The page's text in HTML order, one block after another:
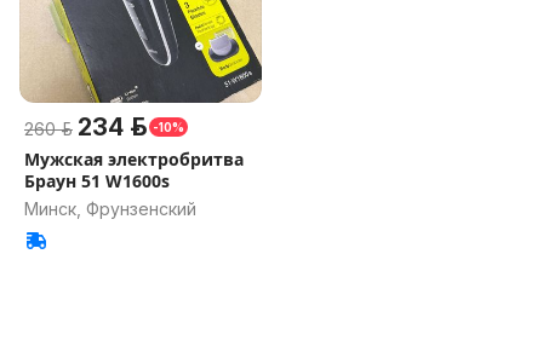
260 р. 234 р. -10%
Мужская электробритва
Браун 51 W1600s
Минск, Фрунзенский